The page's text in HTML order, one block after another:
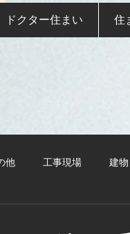
ドクター住まい 住
他 工事現場 建